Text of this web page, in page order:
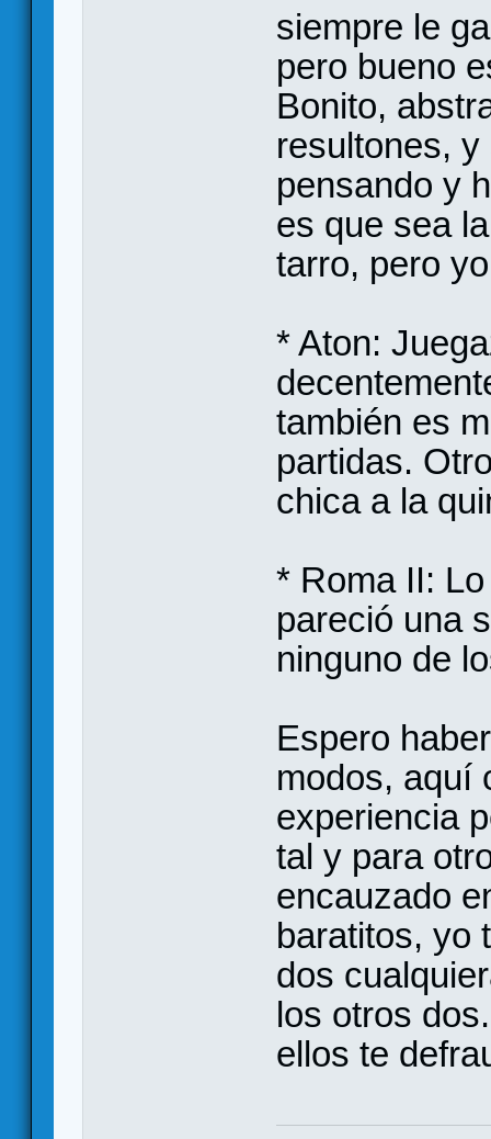
siempre le
pero bueno
Bonito,
resultones,
pensando y
es que sea
tarro, pero
* Aton:
también es
partidas.
chica a la
* Roma II:
pareció una
ninguno de
Espero
modos, aquí
experiencia
tal y para
encauzado
baratitos, yo
dos
los otros
ellos te